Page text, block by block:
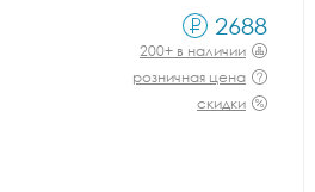
2688
200+ в наличии
розничная цена
скидки